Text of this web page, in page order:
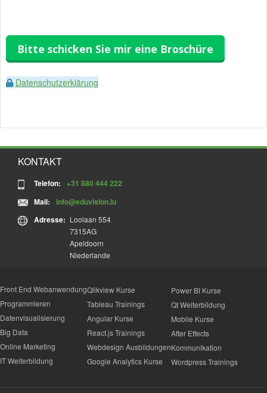
Bitte schicken Sie mir eine Broschüre
Datenschutzerklärung
KONTAKT
Telefon:
+31 880 444 222
Mail:
info@eduvision.lu
Adresse: Loolaan 554
7315AG
Apeldoorn
Niederlande
Front End Webanwendung
Programmieren
Datenvisualisierung
Big Data
Online Marketing
IT Weiterbildung
Qlikview Kurse
Tableau Trainings
Angular Kurse
React.js Trainings
Webdesign Ausbildungen
Google Analytics Kurse
Power BI Kurse
Qt Weiterbildung
Mobile Kurse
After Effects
Kommunikation
Wordpress Trainings